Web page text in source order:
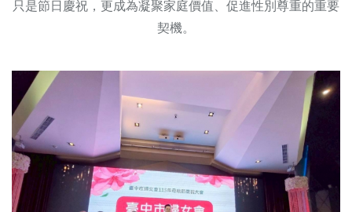
只是節日慶祝，更成為凝聚家庭價值、促進性別尊重的重要
契機。